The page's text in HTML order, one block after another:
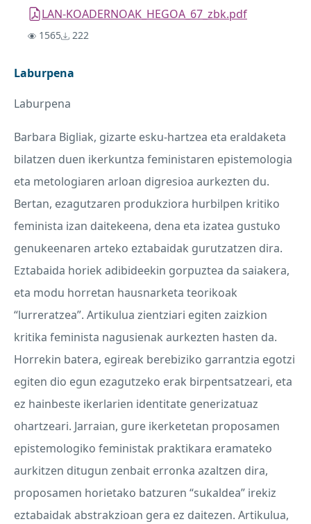
LAN-KOADERNOAK_HEGOA_67_zbk.pdf
1565 222
Laburpena
Laburpena
Barbara Bigliak, gizarte esku-hartzea eta eraldaketa
bilatzen duen ikerkuntza feministaren epistemologia
eta metologiaren arloan digresioa aurkezten du.
Bertan, ezagutzaren produkziora hurbilpen kritiko
feminista izan daitekeena, dena eta izatea gustuko
genukeenaren arteko eztabaidak gurutzatzen dira.
Eztabaida horiek adibideekin gorpuztea da saiakera,
eta modu horretan hausnarketa teorikoak
“lurreratzea”. Artikulua zientziari egiten zaizkion
kritika feminista nagusienak aurkezten hasten da.
Horrekin batera, egireak berebiziko garrantzia egotzi
egiten dio egun ezagutzeko erak birpentsatzeari, eta
ez hainbeste ikerlarien identitate generizatuaz
ohartzeari. Jarraian, gure ikerketetan proposamen
epistemologiko feministak praktikara eramateko
aurkitzen ditugun zenbait erronka azaltzen dira,
proposamen horietako batzuren “sukaldea” irekiz
eztabaidak abstrakzioan gera ez daitezen. Artikulua,